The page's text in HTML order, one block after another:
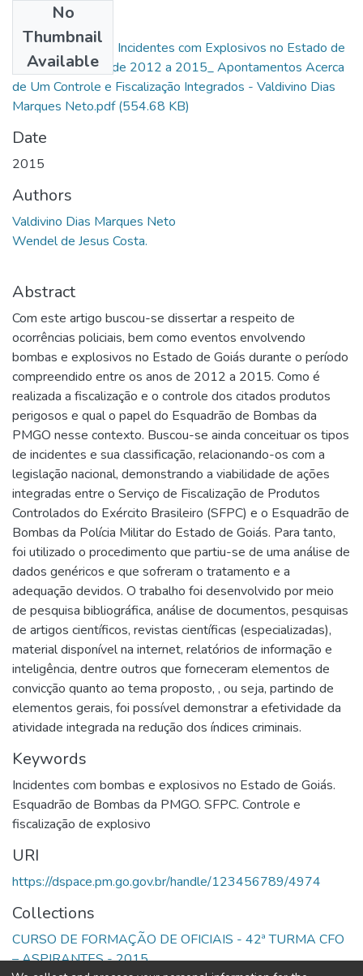
No
Thumbnail
Available
Perfil Criminal dos Incidentes com Explosivos no Estado de
Goiás no Período de 2012 a 2015_ Apontamentos Acerca
de Um Controle e Fiscalização Integrados - Valdivino Dias
Marques Neto.pdf(554.68 KB)
Date
2015
Authors
Valdivino Dias Marques Neto
Wendel de Jesus Costa.
Abstract
Com este artigo buscou-se dissertar a respeito de
ocorrências policiais, bem como eventos envolvendo
bombas e explosivos no Estado de Goiás durante o período
compreendido entre os anos de 2012 a 2015. Como é
realizada a fiscalização e o controle dos citados produtos
perigosos e qual o papel do Esquadrão de Bombas da
PMGO nesse contexto. Buscou-se ainda conceituar os tipos
de incidentes e sua classificação, relacionando-os com a
legislação nacional, demonstrando a viabilidade de ações
integradas entre o Serviço de Fiscalização de Produtos
Controlados do Exército Brasileiro (SFPC) e o Esquadrão de
Bombas da Polícia Militar do Estado de Goiás. Para tanto,
foi utilizado o procedimento que partiu-se de uma análise de
dados genéricos e que sofreram o tratamento e a
adequação devidos. O trabalho foi desenvolvido por meio
de pesquisa bibliográfica, análise de documentos, pesquisas
de artigos científicos, revistas científicas (especializadas),
material disponível na internet, relatórios de informação e
inteligência, dentre outros que forneceram elementos de
convicção quanto ao tema proposto, , ou seja, partindo de
elementos gerais, foi possível demonstrar a efetividade da
atividade integrada na redução dos índices criminais.
Keywords
Incidentes com bombas e explosivos no Estado de Goiás.
Esquadrão de Bombas da PMGO. SFPC. Controle e
fiscalização de explosivo
URI
https://dspace.pm.go.gov.br/handle/123456789/4974
Collections
CURSO DE FORMAÇÃO DE OFICIAIS - 42ª TURMA CFO
– ASPIRANTES - 2015